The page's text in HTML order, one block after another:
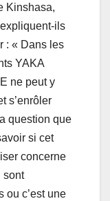
Kinshasa,
ils
: « Dans les
YAKA
ne peut y
s’enrôler
question que
si cet
concerne
sont
ou c’est une